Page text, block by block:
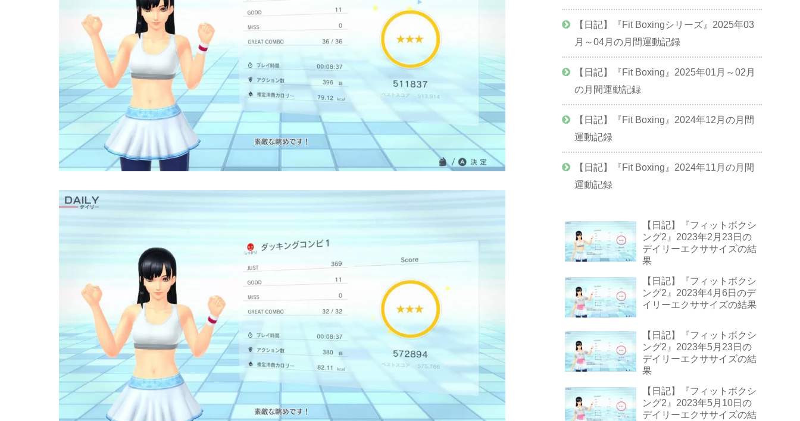
【日記】『Fit Boxingシリーズ』2025年03
月～04月の月間運動記録
【日記】『Fit Boxing』2025年01月～02月
の月間運動記録
【日記】『Fit Boxing』2024年12月の月間
運動記録
【日記】『Fit Boxing』2024年11月の月間
運動記録
【日記】『フィットボクシ
ング2』2023年2月23日の
デイリーエクササイズの結
果
【日記】『フィットボクシ
ング2』2023年4月6日のデ
イリーエクササイズの結果
【日記】『フィットボクシ
ング2』2023年5月23日の
デイリーエクササイズの結
果
【日記】『フィットボクシ
ング2』2023年5月10日の
デイリーエクササイズの結